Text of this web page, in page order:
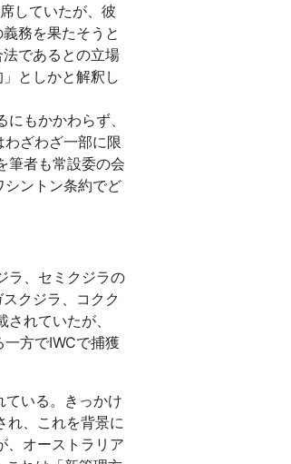
していたが、彼
務を果たそうと
であるとの立場
としかと解釈し
もかかわらず、
ざわざ一部に限
筆者も常設委の会
ントン条約でど
ラ、セミクジラの
クジラ、コクク
れていたが、
方でIWCで捕獲
ている。きっかけ
れ、これを背景に
、オーストラリア